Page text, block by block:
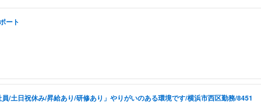
ート
/土日祝休み/昇給あり/研修あり」やりがいのある環境です/横浜市西区勤務/8451